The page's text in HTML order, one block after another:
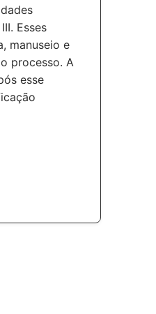
Esses
manuseio e
processo. A
esse